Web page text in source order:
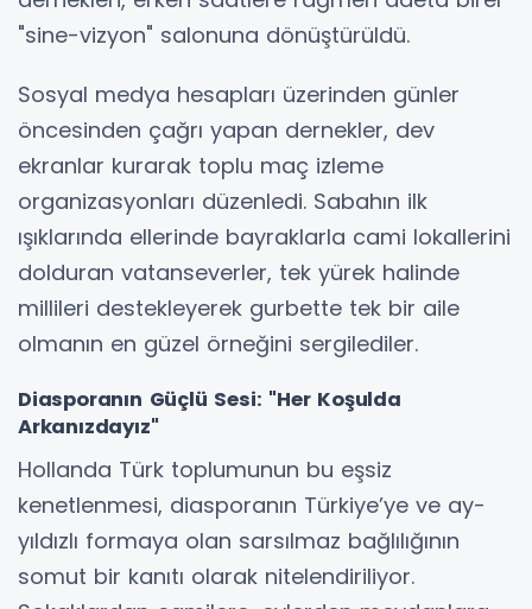
"sine-vizyon" salonuna dönüştürüldü.
Sosyal medya hesapları üzerinden günler
öncesinden çağrı yapan dernekler, dev
ekranlar kurarak toplu maç izleme
organizasyonları düzenledi. Sabahın ilk
ışıklarında ellerinde bayraklarla cami lokallerini
dolduran vatanseverler, tek yürek halinde
millileri destekleyerek gurbette tek bir aile
olmanın en güzel örneğini sergilediler.
Diasporanın Güçlü Sesi: "Her Koşulda
Arkanızdayız"
Hollanda Türk toplumunun bu eşsiz
kenetlenmesi, diasporanın Türkiye’ye ve ay-
yıldızlı formaya olan sarsılmaz bağlılığının
somut bir kanıtı olarak nitelendiriliyor.